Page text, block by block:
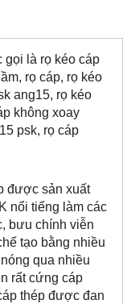
gọi là rọ kéo cáp
rọ cáp, rọ kéo
ang15, rọ kéo
không xoay
psk, rọ cáp
được sản xuất
nổi tiếng làm các
bưu chính viễn
tạo bằng nhiều
qua nhiều
rất cứng cáp
thép được đan